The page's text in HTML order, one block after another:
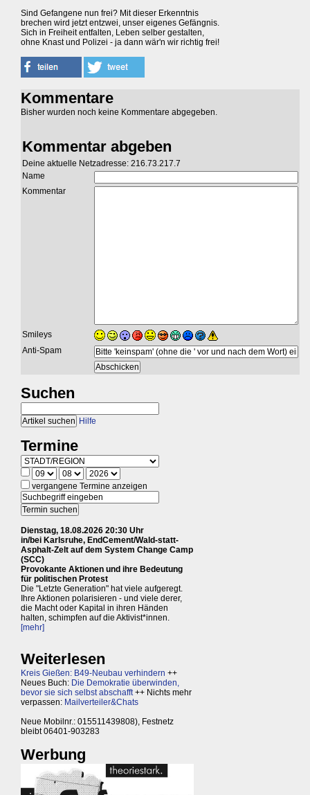
Sind Gefangene nun frei? Mit dieser Erkenntnis
brechen wird jetzt entzwei, unser eigenes Gefängnis.
Sich in Freiheit entfalten, Leben selber gestalten,
ohne Knast und Polizei - ja dann wär'n wir richtig frei!
Kommentare
Bisher wurden noch keine Kommentare abgegeben.
Kommentar abgeben
Deine aktuelle Netzadresse: 216.73.217.7
Name
Kommentar
Smileys
Anti-Spam
Suchen
Hilfe
Termine
vergangene Termine anzeigen
Dienstag, 18.08.2026 20:30 Uhr
in/bei Karlsruhe, EndCement/Wald-statt-
Asphalt-Zelt auf dem System Change Camp
(SCC)
Provokante Aktionen und ihre Bedeutung
für politischen Protest
Die "Letzte Generation" hat viele aufgeregt.
Ihre Aktionen polarisieren - und viele derer,
die Macht oder Kapital in ihren Händen
halten, schimpfen auf die Aktivist*innen.
[mehr]
Weiterlesen
Kreis Gießen: B49-Neubau verhindern ++
Neues Buch: Die Demokratie überwinden,
bevor sie sich selbst abschafft++ Nichts mehr
verpassen: Mailverteiler&Chats
Neue Mobilnr.: 015511439808), Festnetz
bleibt 06401-903283
Werbung